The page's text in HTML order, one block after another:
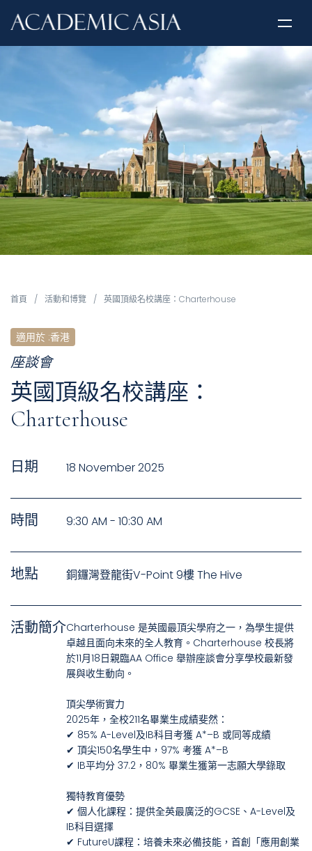
首頁 / 活動和博覽 / 英國頂級名校講座：Charterhouse
適用於 :香港
座談會
英國頂級名校講座：
Charterhouse
日期 18 November 2025
時間 9:30 AM - 10:30 AM
地點 銅鑼灣登龍街V-Point 9樓 The Hive
活動簡介Charterhouse 是英國最頂尖學府之一，為學生提供
卓越且面向未來的全人教育。Charterhouse 校長將
於11月18日親臨AA Office 舉辦座談會分享學校最新發
展與收生動向。
頂尖學術實力
2025年，全校211名畢業生成績斐然：
✔ 85% A-Level及IB科目考獲 A*–B 或同等成績
✔ 頂尖150名學生中，97% 考獲 A*–B
✔ IB平均分 37.2，80% 畢業生獲第一志願大學錄取
獨特教育優勢
✔ 個人化課程：提供全英最廣泛的GCSE、A-Level及
IB科目選擇
✔ FutureU課程：培養未來必備技能，首創「應用創業